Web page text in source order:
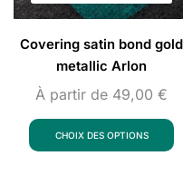
Covering satin bond gold
metallic Arlon
À partir de 49,00 €
CHOIX DES OPTIONS